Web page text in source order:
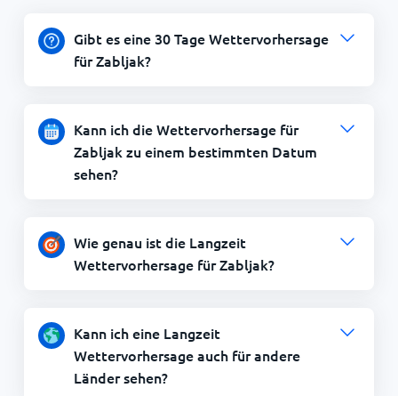
Gibt es eine 30 Tage Wettervorhersage
für Zabljak?
Kann ich die Wettervorhersage für
Zabljak zu einem bestimmten Datum
sehen?
Wie genau ist die Langzeit
Wettervorhersage für Zabljak?
Kann ich eine Langzeit
Wettervorhersage auch für andere
Länder sehen?